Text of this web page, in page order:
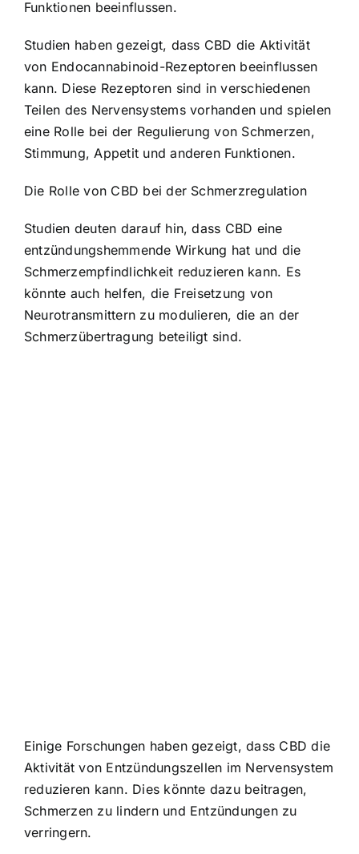
Funktionen beeinflussen.
Studien haben gezeigt, dass CBD die Aktivität
von Endocannabinoid-Rezeptoren beeinflussen
kann. Diese Rezeptoren sind in verschiedenen
Teilen des Nervensystems vorhanden und spielen
eine Rolle bei der Regulierung von Schmerzen,
Stimmung, Appetit und anderen Funktionen.
Die Rolle von CBD bei der Schmerzregulation
Studien deuten darauf hin, dass CBD eine
entzündungshemmende Wirkung hat und die
Schmerzempfindlichkeit reduzieren kann. Es
könnte auch helfen, die Freisetzung von
Neurotransmittern zu modulieren, die an der
Schmerzübertragung beteiligt sind.
Einige Forschungen haben gezeigt, dass CBD die
Aktivität von Entzündungszellen im Nervensystem
reduzieren kann. Dies könnte dazu beitragen,
Schmerzen zu lindern und Entzündungen zu
verringern.